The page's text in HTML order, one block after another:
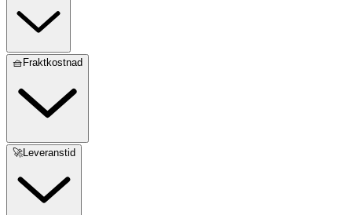
🧺Fraktkostnad
🚀Leveranstid